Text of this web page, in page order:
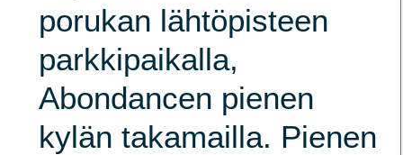
porukan lähtöpisteen
parkkipaikalla,
Abondancen pienen
kylän takamailla. Pienen